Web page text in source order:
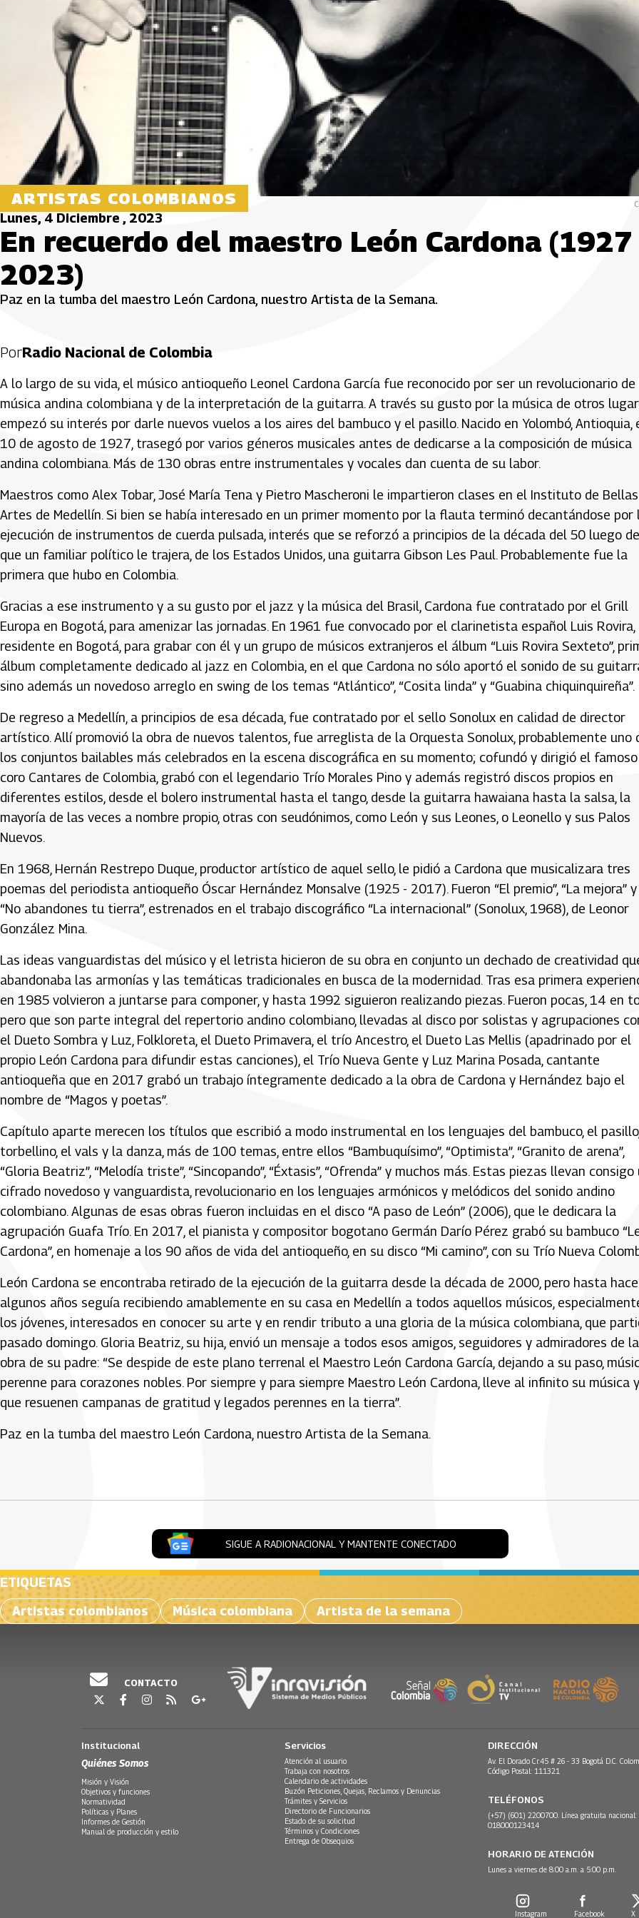
ARTISTAS COLOMBIANOS
Lunes, 4 Diciembre , 2023
En recuerdo del maestro León Cardona (1927
2023)
Paz en la tumba del maestro León Cardona, nuestro Artista de la Semana.
PorRadio Nacional de Colombia
A lo largo de su vida, el músico antioqueño Leonel Cardona García fue reconocido por ser un revolucionario de
música andina colombiana y de la interpretación de la guitarra. A través su gusto por la música de otros
empezó su interés por darle nuevos vuelos a los aires del bambuco y el pasillo. Nacido en Yolombó, Antioquia,
10 de agosto de 1927, trasegó por varios géneros musicales antes de dedicarse a la composición de música
andina colombiana. Más de 130 obras entre instrumentales y vocales dan cuenta de su labor.
Maestros como Alex Tobar, José María Tena y Pietro Mascheroni le impartieron clases en el Instituto de Bellas
Artes de Medellín. Si bien se había interesado en un primer momento por la flauta terminó decantándose por
ejecución de instrumentos de cuerda pulsada, interés que se reforzó a principios de la década del 50 luego de
que un familiar político le trajera, de los Estados Unidos, una guitarra Gibson Les Paul. Probablemente fue la
primera que hubo en Colombia.
Gracias a ese instrumento y a su gusto por el jazz y la música del Brasil, Cardona fue contratado por el Grill
Europa en Bogotá, para amenizar las jornadas. En 1961 fue convocado por el clarinetista español Luis Rovira,
residente en Bogotá, para grabar con él y un grupo de músicos extranjeros el álbum “Luis Rovira Sexteto”,
álbum completamente dedicado al jazz en Colombia, en el que Cardona no sólo aportó el sonido de su
sino además un novedoso arreglo en swing de los temas “Atlántico”, “Cosita linda” y “Guabina chiquinquireña”.
De regreso a Medellín, a principios de esa década, fue contratado por el sello Sonolux en calidad de director
artístico. Allí promovió la obra de nuevos talentos, fue arreglista de la Orquesta Sonolux, probablemente uno
los conjuntos bailables más celebrados en la escena discográfica en su momento; cofundó y dirigió el famoso
coro Cantares de Colombia, grabó con el legendario Trío Morales Pino y además registró discos propios en
diferentes estilos, desde el bolero instrumental hasta el tango, desde la guitarra hawaiana hasta la salsa, la
mayoría de las veces a nombre propio, otras con seudónimos, como León y sus Leones, o Leonello y sus Palos
Nuevos.
En 1968, Hernán Restrepo Duque, productor artístico de aquel sello, le pidió a Cardona que musicalizara tres
poemas del periodista antioqueño Óscar Hernández Monsalve (1925 - 2017). Fueron “El premio”, “La mejora” y
“No abandones tu tierra”, estrenados en el trabajo discográfico “La internacional” (Sonolux, 1968), de Leonor
González Mina.
Las ideas vanguardistas del músico y el letrista hicieron de su obra en conjunto un dechado de creatividad
abandonaba las armonías y las temáticas tradicionales en busca de la modernidad. Tras esa primera
en 1985 volvieron a juntarse para componer, y hasta 1992 siguieron realizando piezas. Fueron pocas, 14 en
pero que son parte integral del repertorio andino colombiano, llevadas al disco por solistas y agrupaciones
el Dueto Sombra y Luz, Folkloreta, el Dueto Primavera, el trío Ancestro, el Dueto Las Mellis (apadrinado por el
propio León Cardona para difundir estas canciones), el Trío Nueva Gente y Luz Marina Posada, cantante
antioqueña que en 2017 grabó un trabajo íntegramente dedicado a la obra de Cardona y Hernández bajo el
nombre de “Magos y poetas”.
Capítulo aparte merecen los títulos que escribió a modo instrumental en los lenguajes del bambuco, el
torbellino, el vals y la danza, más de 100 temas, entre ellos “Bambuquísimo”, “Optimista”, “Granito de arena”,
“Gloria Beatriz”, “Melodía triste”, “Sincopando”, “Éxtasis”, “Ofrenda” y muchos más. Estas piezas llevan consigo
cifrado novedoso y vanguardista, revolucionario en los lenguajes armónicos y melódicos del sonido andino
colombiano. Algunas de esas obras fueron incluidas en el disco “A paso de León” (2006), que le dedicara la
agrupación Guafa Trío. En 2017, el pianista y compositor bogotano Germán Darío Pérez grabó su bambuco
Cardona”, en homenaje a los 90 años de vida del antioqueño, en su disco “Mi camino”, con su Trío Nueva
León Cardona se encontraba retirado de la ejecución de la guitarra desde la década de 2000, pero hasta hace
algunos años seguía recibiendo amablemente en su casa en Medellín a todos aquellos músicos,
los jóvenes, interesados en conocer su arte y en rendir tributo a una gloria de la música colombiana, que
pasado domingo. Gloria Beatriz, su hija, envió un mensaje a todos esos amigos, seguidores y admiradores de la
obra de su padre: “Se despide de este plano terrenal el Maestro León Cardona García, dejando a su paso,
perenne para corazones nobles. Por siempre y para siempre Maestro León Cardona, lleve al infinito su música y
que resuenen campanas de gratitud y legados perennes en la tierra”.
Paz en la tumba del maestro León Cardona, nuestro Artista de la Semana.
SIGUE A RADIONACIONAL Y MANTENTE CONECTADO
ETIQUETAS
Artistas colombianos
Música colombiana Artista de la semana
CONTACTO
Institucional
Quiénes Somos
Misión y Visión
Objetivos y funciones
Normatividad
Políticas y Planes
Informes de Gestión
Manual de producción y estilo
Servicios
Atención al usuario
Trabaja con nosotros
Calendario de actividades
Buzón Peticiones, Quejas, Reclamos y Denuncias
Trámites y Servicios
Directorio de Funcionarios
Estado de su solicitud
Términos y Condiciones
Entrega de Obsequios
DIRECCIÓN
Av. El Dorado Cr.45 # 26 - 33 Bogotá D.C.
Código Postal: 111321
TELÉFONOS
(+57) (601) 2200700. Línea gratuita nacional:
018000123414
HORARIO DE ATENCIÓN
Lunes a viernes de 8:00 a.m. a 5:00 p.m.
Instagram Facebook X